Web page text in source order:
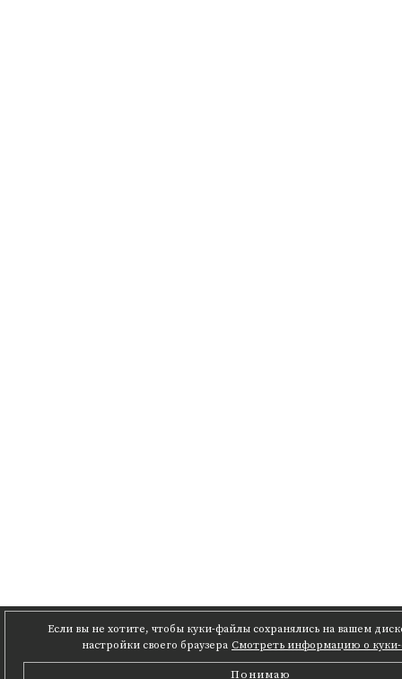
Если вы не хотите, чтобы куки-файлы сохранялись на вашем
настройки своего браузера Смотреть информацию о куки-
Понимаю